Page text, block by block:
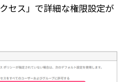
セス」で詳細な権限設定が